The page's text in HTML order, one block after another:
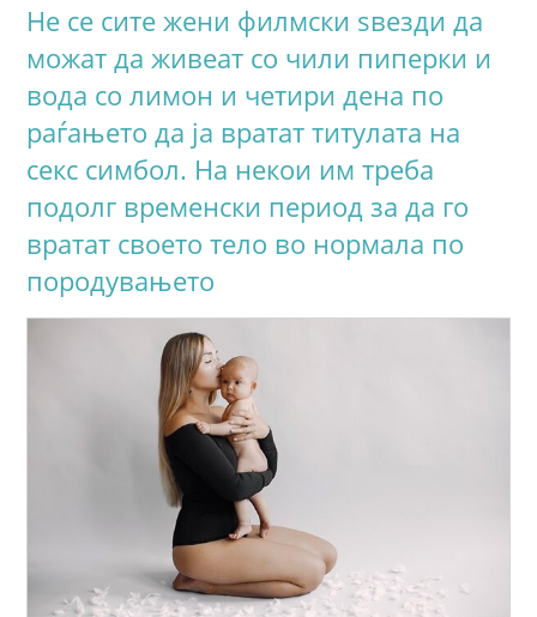
Не се сите жени филмски ѕвезди да
можат да живеат со чили пиперки и
вода со лимон и четири дена по
раѓањето да ја вратат титулата на
секс симбол. На некои им треба
подолг временски период за да го
вратат своето тело во нормала по
породувањето